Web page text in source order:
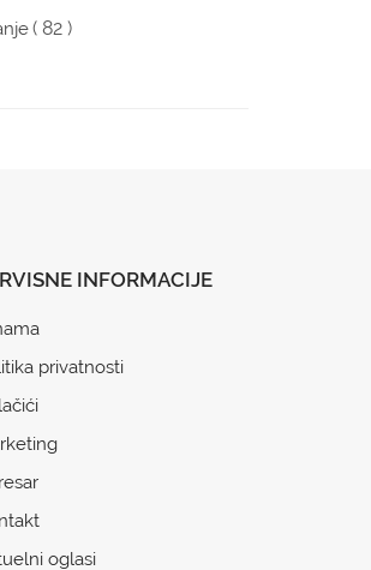
( 82 )
INFORMACIJE
privatnosti
oglasi